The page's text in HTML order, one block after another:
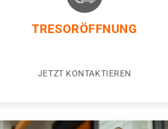
TRESORÖFFNUNG
JETZT KONTAKTIEREN